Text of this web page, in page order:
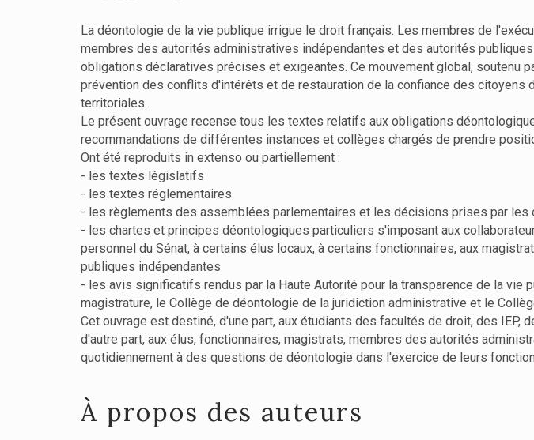
La déontologie de la vie publique irrigue le droit français. Les membres de
membres des autorités administratives indépendantes et des autorités
obligations déclaratives précises et exigeantes. Ce mouvement global, soutenu
prévention des conflits d'intérêts et de restauration de la confiance des
territoriales.
Le présent ouvrage recense tous les textes relatifs aux obligations
recommandations de différentes instances et collèges chargés de prendre
Ont été reproduits in extenso ou partiellement :
- les textes législatifs
- les textes réglementaires
- les règlements des assemblées parlementaires et les décisions prises par
- les chartes et principes déontologiques particuliers s'imposant aux
personnel du Sénat, à certains élus locaux, à certains fonctionnaires, aux
publiques indépendantes
- les avis significatifs rendus par la Haute Autorité pour la transparence de la vie
magistrature, le Collège de déontologie de la juridiction administrative et le
Cet ouvrage est destiné, d'une part, aux étudiants des facultés de droit, des
d'autre part, aux élus, fonctionnaires, magistrats, membres des autorités
quotidiennement à des questions de déontologie dans l'exercice de leurs
À propos des auteurs